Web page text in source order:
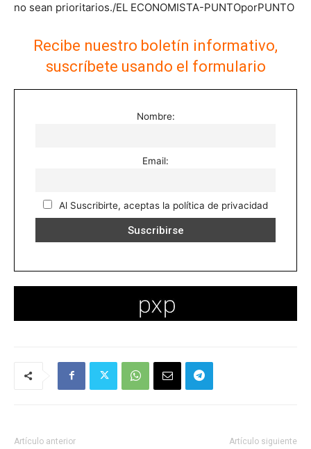
no sean prioritarios./EL ECONOMISTA-PUNTOporPUNTO
Recibe nuestro boletín informativo,
suscríbete usando el formulario
Nombre:
Email:
Al Suscribirte, aceptas la política de privacidad
Artículo anterior Artículo siguiente